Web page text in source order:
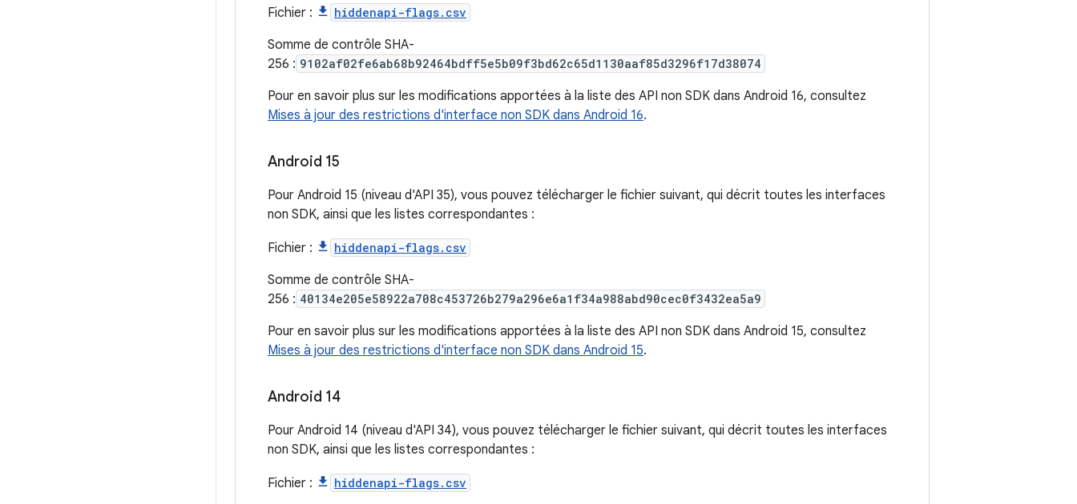
Fichier : hiddenapi-flags.csv
Somme de contrôle SHA-
256 : 9102af02fe6ab68b92464bdff5e5b09f3bd62c65d1130aaf85d3296f17d38074
Pour en savoir plus sur les modifications apportées à la liste des API non SDK dans Android 16, consultez
Mises à jour des restrictions d'interface non SDK dans Android 16.
Android 15
Pour Android 15 (niveau d'API 35), vous pouvez télécharger le fichier suivant, qui décrit toutes les interfaces
non SDK, ainsi que les listes correspondantes :
Fichier : hiddenapi-flags.csv
Somme de contrôle SHA-
256 : 40134e205e58922a708c453726b279a296e6a1f34a988abd90cec0f3432ea5a9
Pour en savoir plus sur les modifications apportées à la liste des API non SDK dans Android 15, consultez
Mises à jour des restrictions d'interface non SDK dans Android 15.
Android 14
Pour Android 14 (niveau d'API 34), vous pouvez télécharger le fichier suivant, qui décrit toutes les interfaces
non SDK, ainsi que les listes correspondantes :
Fichier : hiddenapi-flags.csv